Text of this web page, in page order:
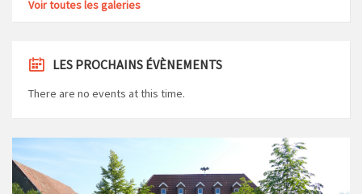
Voir toutes les galeries
LES PROCHAINS ÉVÈNEMENTS
There are no events at this time.